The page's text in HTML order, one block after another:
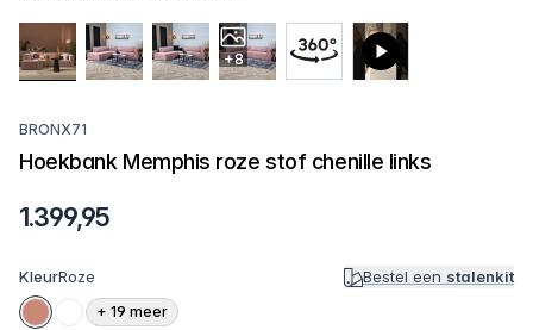
+8
BRONX71
Hoekbank Memphis roze stof chenille links
1.399,95
KleurRoze Bestel een stalenkit
+ 19 meer